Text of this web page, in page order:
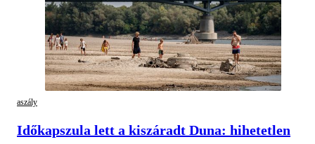
aszály
Időkapszula lett a kiszáradt Duna: hihetetlen